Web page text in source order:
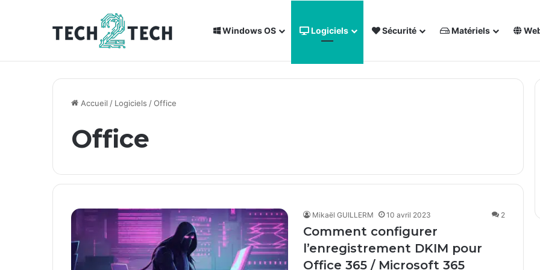
Windows OS Logiciels Sécurité Matériels
Breaking News Installation de Home Assistant sur un NAS Synology
Accueil / Logiciels /Office
Office
Mikaël GUILLERM 10 avril 2023 2
Comment configurer
l’enregistrement DKIM pour
Office 365 / Microsoft 365